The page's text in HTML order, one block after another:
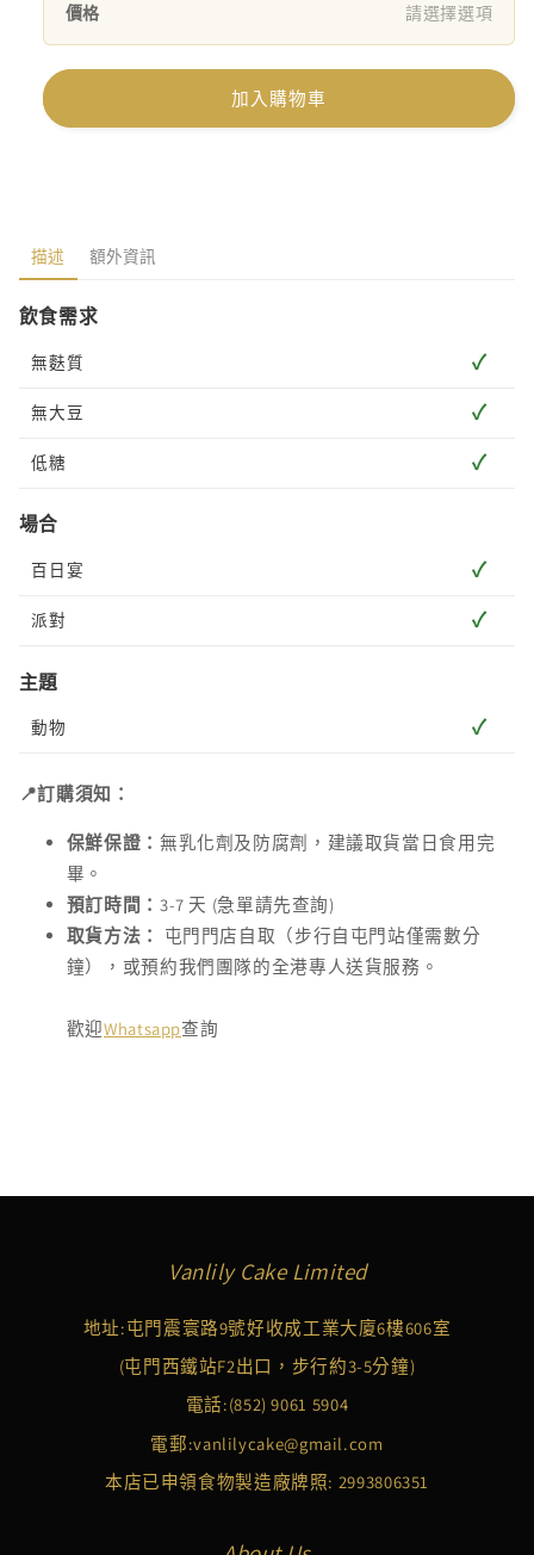
價格 請選擇選項
加入購物車
描述 額外資訊
飲食需求
無麩質 ✓
無大豆 ✓
低糖 ✓
場合
百日宴 ✓
派對 ✓
主題
動物 ✓
📍訂購須知：
保鮮保證： 無乳化劑及防腐劑，建議取貨當日食用完
畢。
預訂時間： 3-7 天 (急單請先查詢)
取貨方法：
屯門門店自取（步行自屯門站僅需數分
鐘），或預約我們團隊的全港專人送貨服務。
歡迎Whatsapp查詢
Vanlily Cake Limited
地址:屯門震寰路9號好收成工業大廈6樓606室
(屯門西鐵站F2出口，步行約3-5分鐘)
電話:(852) 9061 5904
電郵:vanlilycake@gmail.com
本店已申領食物製造廠牌照: 2993806351